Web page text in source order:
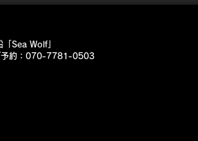
Sea Wolf」
予約：070-7781-0503